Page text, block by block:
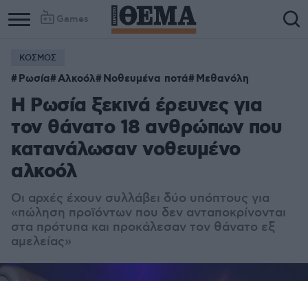
Games
ΚΟΣΜΟΣ
Ρωσία Αλκοόλ Νοθευμένα ποτά Μεθανόλη
Η Ρωσία ξεκινά έρευνες για
τον θάνατο 18 ανθρώπων που
κατανάλωσαν νοθευμένο
αλκοόλ
Οι αρχές έχουν συλλάβει δύο υπόπτους για
«πώληση προϊόντων που δεν ανταποκρίνονται
στα πρότυπα και προκάλεσαν τον θάνατο εξ
αμελείας»